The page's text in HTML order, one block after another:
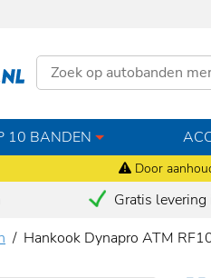
Door
10 BANDEN
Gratis
Hankook Dynapro ATM